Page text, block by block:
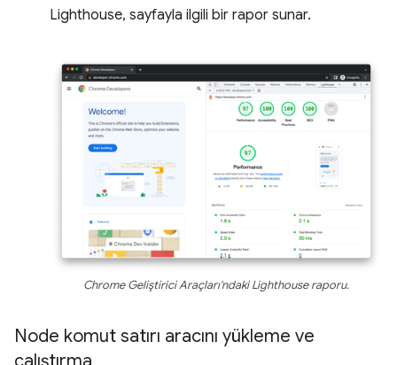
Lighthouse, sayfayla ilgili bir rapor sunar.
Chrome Geliştirici Araçları'ndaki Lighthouse raporu.
Node komut satırı aracını yükleme ve
çalıştırma